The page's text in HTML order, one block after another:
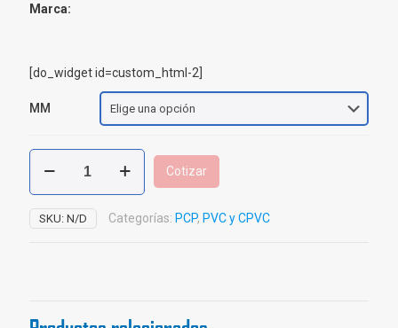
Marca:
[do_widget id=custom_html-2]
MM
Válvula
Bola
Polipropileno
PCP
Cotizar
SKU: N/D Categorías: PCP, PVC y CPVC